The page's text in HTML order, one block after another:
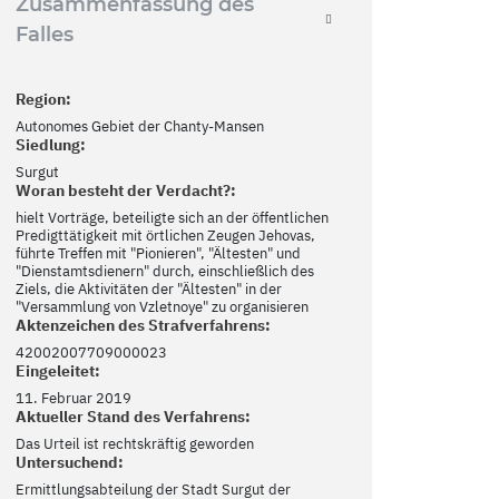
Falles
Region:
Autonomes Gebiet der Chanty-Mansen
Siedlung:
Surgut
Woran besteht der Verdacht?:
hielt Vorträge, beteiligte sich an der öffentlichen
Predigttätigkeit mit örtlichen Zeugen Jehovas,
führte Treffen mit "Pionieren", "Ältesten" und
"Dienstamtsdienern" durch, einschließlich des
Ziels, die Aktivitäten der "Ältesten" in der
"Versammlung von Vzletnoye" zu organisieren
Aktenzeichen des Strafverfahrens:
42002007709000023
Eingeleitet:
11. Februar 2019
Aktueller Stand des Verfahrens:
Das Urteil ist rechtskräftig geworden
Untersuchend:
Ermittlungsabteilung der Stadt Surgut der